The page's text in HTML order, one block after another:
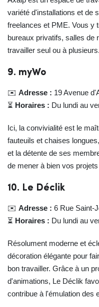
variété d'installations et de
freelances et PME. Vous y
bureaux privatifs, salles de
travailler seul ou à plusieurs.
9. myWo
✉️ Adresse : 19 Avenue
⏳ Horaires : Du lundi au
Ici, la convivialité est le
fauteuils et chaises
et la détente de ses
de mener à bien vos
10. Le Déclik
✉️ Adresse : 6 Rue Saint-
⏳ Horaires : Du lundi au
Résolument moderne et
décoration élégante pour
bon travailler. Grâce à un
d'animations, Le Déclik
contribue à l'émulation des